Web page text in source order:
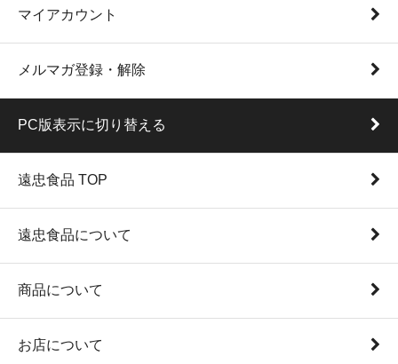
マイアカウント
メルマガ登録・解除
PC版表示に切り替える
遠忠食品 TOP
遠忠食品について
商品について
お店について